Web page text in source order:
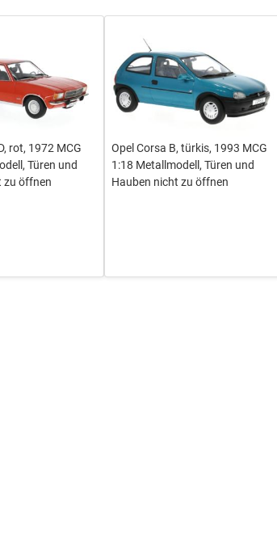
rot, 1972 MCG
Türen und
zu öffnen
Opel Corsa B, türkis, 1993 MCG
1:18 Metallmodell, Türen und
Hauben nicht zu öffnen